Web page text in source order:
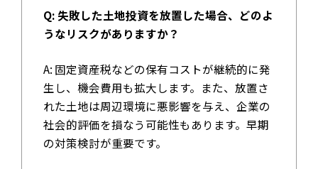
Q: 失敗した土地投資を放置した場合、どのよ
うなリスクがありますか？
A: 固定資産税などの保有コストが継続的に発
生し、機会費用も拡大します。また、放置さ
れた土地は周辺環境に悪影響を与え、企業の
社会的評価を損なう可能性もあります。早期
の対策検討が重要です。